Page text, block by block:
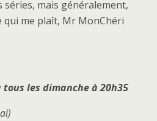
séries, mais généralement,
qui me plaît, Mr MonChéri
les dimanche à 20h35